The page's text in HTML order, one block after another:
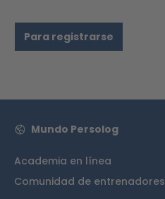
Para registrarse
Mundo Persolog
Academia en línea
Comunidad de entrenadores